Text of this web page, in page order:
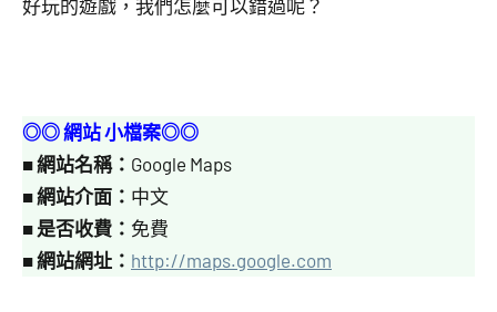
好玩的遊戲，我們怎麼可以錯過呢？
◎◎ 網站 小檔案◎◎
■網站名稱： Google Maps
■網站介面： 中文
■ 是否收費： 免費
■網站網址： http://maps.google.com